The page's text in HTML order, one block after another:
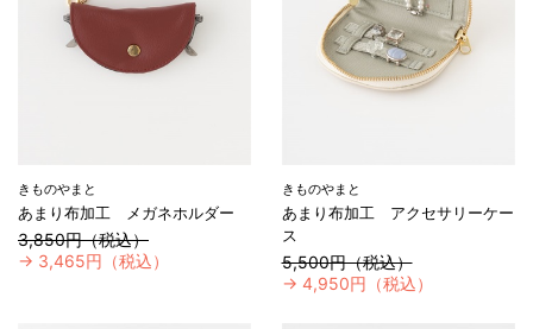
きものやまと
あまり布加工 メガネホルダー
3,850円（税込）
→ 3,465円（税込）
きものやまと
あまり布加工 アクセサリーケー
ス
5,500円（税込）
→ 4,950円（税込）